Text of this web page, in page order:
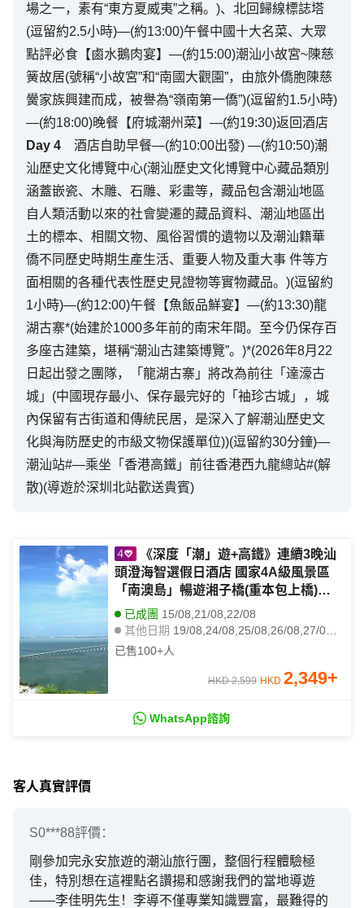
場之一，素有“東方夏威夷”之稱。)、北回歸線標誌塔
(逗留約2.5小時)—(約13:00)午餐中國十大名菜、大眾
點評必食【鹵水鵝肉宴】—(約15:00)潮汕小故宮~陳慈
簧故居(號稱“小故宮”和“南國大觀園”，由旅外僑胞陳慈
黌家族興建而成，被譽為“嶺南第一僑”)(逗留約1.5小時)
—(約18:00)晚餐【府城潮州菜】—(約19:30)返回酒店
Day 4
酒店自助早餐—(約10:00出發) —(約10:50)潮
汕歷史文化博覽中心(潮汕歷史文化博覽中心藏品類別
涵蓋嵌瓷、木雕、石雕、彩畫等，藏品包含潮汕地區
自人類活動以來的社會變遷的藏品資料、潮汕地區出
土的標本、相關文物、風俗習慣的遺物以及潮汕籍華
僑不同歷史時期生產生活、重要人物及重大事 件等方
面相關的各種代表性歷史見證物等實物藏品。)(逗留約
1小時)—(約12:00)午餐【魚飯品鮮宴】—(約13:30)龍
湖古寨*(始建於1000多年前的南宋年間。至今仍保存百
多座古建築，堪稱“潮汕古建築博覽”。)*(2026年8月22
日起出發之團隊，「龍湖古寨」將改為前往「達濠古
城」(中國現存最小、保存最完好的「袖珍古城」，城
內保留有古街道和傳統民居，是深入了解潮汕歷史文
化與海防歷史的市級文物保護單位))(逗留約30分鐘)—
潮汕站#—乘坐「香港高鐵」前往香港西九龍總站#(解
散)(導遊於深圳北站歡送貴賓)
《深度「潮」遊+高鐵》連續3晚汕
頭澄海智選假日酒店 國家4A級風景區
「南澳島」暢遊湘子橋(重本包上橋)
【任食一人一鍋金牌牛肉火鍋】【獅頭
鵝風味宴】 潮州美食純玩4天團
已成團 15/08,21/08,22/08
其他日期 19/08,24/08,25/08,26/08,27/08,28/08,29/08,30/08,31/08
已售100+人
HKD 2,599 HKD 2,349+
WhatsApp諮詢
客人真實評價
S0***88評價：
剛參加完永安旅遊的潮汕旅行團，整個行程體驗極
佳，特別想在這裡點名讚揚和感謝我們的當地導遊
——李佳明先生！李導不僅專業知識豐富，最難得的